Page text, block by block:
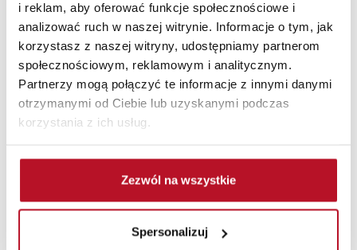
i reklam, aby oferować funkcje społecznościowe i
analizować ruch w naszej witrynie. Informacje o tym, jak
korzystasz z naszej witryny, udostępniamy partnerom
społecznościowym, reklamowym i analitycznym.
Partnerzy mogą połączyć te informacje z innymi danymi
otrzymanymi od Ciebie lub uzyskanymi podczas
korzystania z ich usług.
Zezwól na wszystkie
Spersonalizuj
miejsca na przechowywanie przyborów kuchennych. W ofercie
sklepu Bydgoszcz znajdziesz oczywiście
stoły kuchenne
rozkładane, nierozkładane wykonane z drewna w różnych
rozmiarach. Wygodne
krzesła tapicerowane
, klasyczne
drewniane i
taborety
, a także różne akcesoria pozwolą Ci
perfekcyjnie urządzić kuchnię.
Funkcjonalne meble
wypoczynkowe w Twoim
salonie
meble do salonu
, które będą komfortowe i